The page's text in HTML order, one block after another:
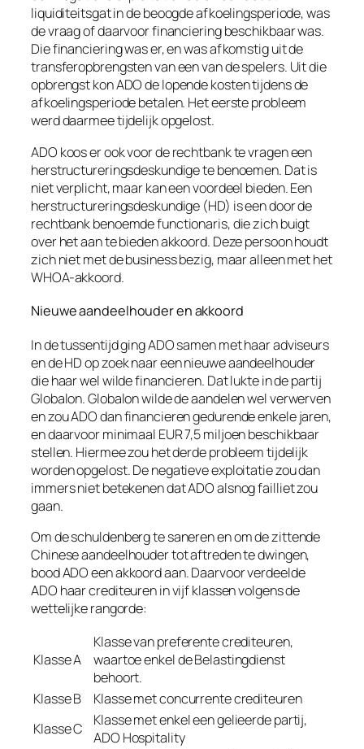
liquiditeitsgat in de beoogde afkoelingsperiode, was
de vraag of daarvoor financiering beschikbaar was.
Die financiering was er, en was afkomstig uit de
transferopbrengsten van een van de spelers. Uit die
opbrengst kon ADO de lopende kosten tijdens de
afkoelingsperiode betalen. Het eerste probleem
werd daarmee tijdelijk opgelost.
ADO koos er ook voor de rechtbank te vragen een
herstructureringsdeskundige te benoemen. Dat is
niet verplicht, maar kan een voordeel bieden. Een
herstructureringsdeskundige (HD) is een door de
rechtbank benoemde functionaris, die zich buigt
over het aan te bieden akkoord. Deze persoon houdt
zich niet met de business bezig, maar alleen met het
WHOA-akkoord.
Nieuwe aandeelhouder en akkoord
In de tussentijd ging ADO samen met haar adviseurs
en de HD op zoek naar een nieuwe aandeelhouder
die haar wel wilde financieren. Dat lukte in de partij
Globalon. Globalon wilde de aandelen wel verwerven
en zou ADO dan financieren gedurende enkele jaren,
en daarvoor minimaal EUR 7,5 miljoen beschikbaar
stellen. Hiermee zou het derde probleem tijdelijk
worden opgelost. De negatieve exploitatie zou dan
immers niet betekenen dat ADO alsnog failliet zou
gaan.
Om de schuldenberg te saneren en om de zittende
Chinese aandeelhouder tot aftreden te dwingen,
bood ADO een akkoord aan. Daarvoor verdeelde
ADO haar crediteuren in vijf klassen volgens de
wettelijke rangorde:
Klasse A
Klasse van preferente crediteuren,
waartoe enkel de Belastingdienst
behoort.
Klasse B
Klasse met concurrente crediteuren
Klasse C
Klasse met enkel een gelieerde partij,
ADO Hospitality